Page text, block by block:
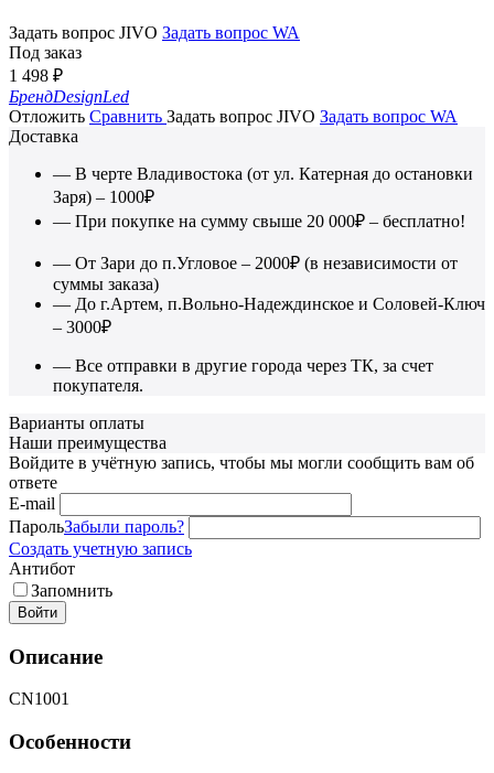
Задать вопрос JIVO Задать вопрос WA
Под заказ
1 498 ₽
БрендDesignLed
Отложить Сравнить Задать вопрос JIVO Задать вопрос WA
Доставка
— В черте Владивостока (от ул. Катерная до остановки
Заря) – 1000₽
— При покупке на сумму свыше 20 000₽ – бесплатно!
— От Зари до п.Угловое – 2000₽ (в независимости от
суммы заказа)
— До г.Артем, п.Вольно-Надеждинское и Соловей-Ключ
– 3000₽
— Все отправки в другие города через ТК, за счет
покупателя.
Варианты оплаты
Наши преимущества
Войдите в учётную запись, чтобы мы могли сообщить вам об
ответе
E-mail
ПарольЗабыли пароль?
Создать учетную запись
Антибот
Запомнить
Войти
Описание
CN1001
Особенности